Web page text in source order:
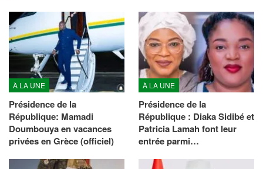
À LA UNE
Présidence de la
République: Mamadi
Doumbouya en vacances
privées en Grèce (officiel)
À LA UNE
Présidence de la
République : Diaka Sidibé et
Patricia Lamah font leur
entrée parmi…